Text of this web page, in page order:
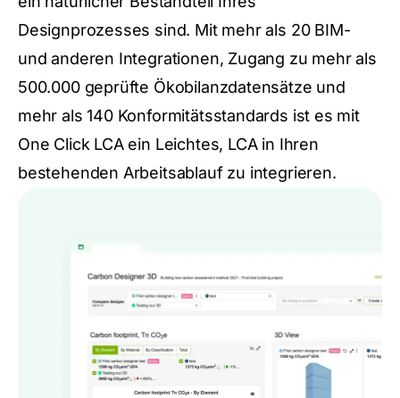
Designprozesses sind. Mit mehr als 20 BIM-
und anderen Integrationen, Zugang zu mehr als
500.000 geprüfte Ökobilanzdatensätze und
mehr als 140 Konformitätsstandards ist es mit
One Click LCA ein Leichtes, LCA in Ihren
bestehenden Arbeitsablauf zu integrieren.